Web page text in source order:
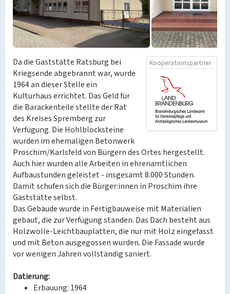
Kooperationspartner
Da die Gaststätte Ratsburg bei
Kriegsende abgebrannt war, wurde
1964 an dieser Stelle ein
Kulturhaus errichtet. Das Geld für
die Barackenteile stellte der Rat
des Kreises Spremberg zur
Verfügung. Die Hohlblocksteine
wurden im ehemaligen Betonwerk
Proschim/Karlsfeld von Bürgern des Ortes hergestellt.
Auch hier wurden alle Arbeiten in ehrenamtlichen
Aufbaustunden geleistet - insgesamt 8.000 Stunden.
Damit schufen sich die Bürger:innen in Proschim ihre
Gaststätte selbst.
Das Gebäude wurde in Fertigbauweise mit Materialien
gebaut, die zur Verfügung standen. Das Dach besteht aus
Holzwolle-Leichtbauplatten, die nur mit Holz eingefasst
und mit Beton ausgegossen wurden. Die Fassade wurde
vor wenigen Jahren vollständig saniert.
Datierung:
Erbauung: 1964